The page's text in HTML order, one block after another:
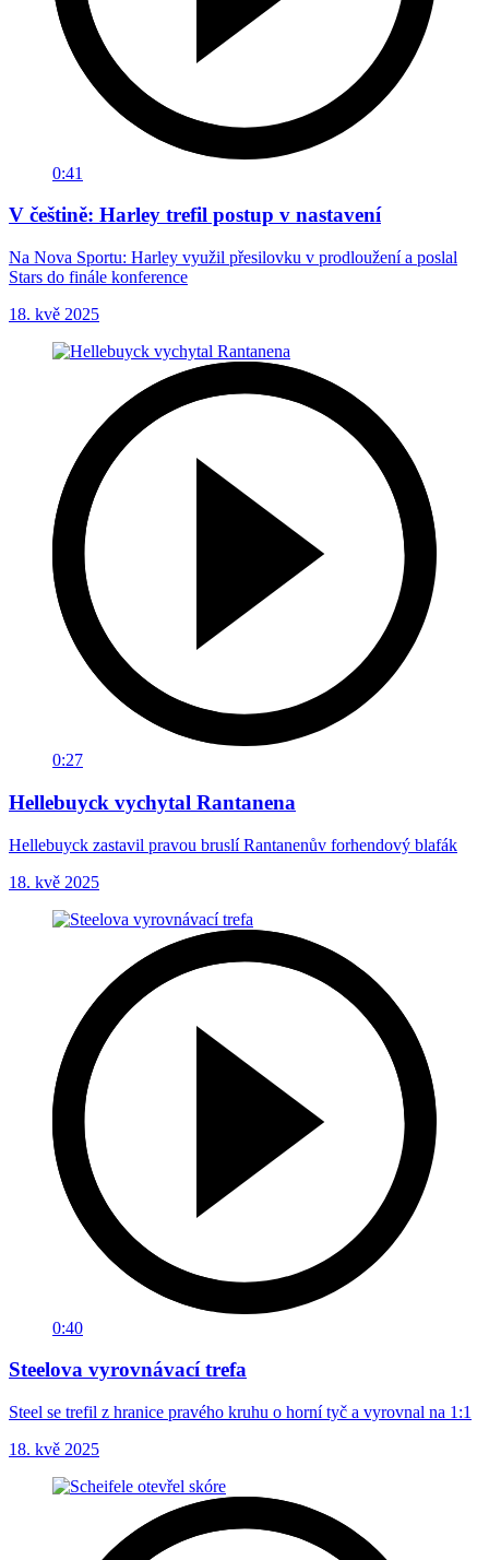
0:41
V češtině: Harley trefil postup v nastavení
Na Nova Sportu: Harley využil přesilovku v prodloužení a poslal
Stars do finále konference
18. kvě 2025
0:27
Hellebuyck vychytal Rantanena
Hellebuyck zastavil pravou bruslí Rantanenův forhendový blafák
18. kvě 2025
0:40
Steelova vyrovnávací trefa
Steel se trefil z hranice pravého kruhu o horní tyč a vyrovnal na 1:1
18. kvě 2025